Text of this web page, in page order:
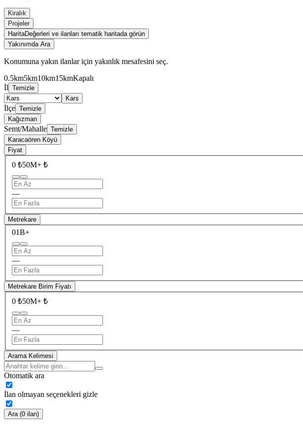
Kiralık
Projeler
HaritaDeğerleri ve ilanları tematik haritada görün
Yakınımda Ara
Konumuna yakın ilanlar için yakınlık mesafesini seç.
0.5km5km10km15kmKapalı
İl Temizle
Kars
İlçe Temizle
Kağızman
Semt/Mahalle Temizle
Karacaören Köyü
Fiyat
0 ₺50M+ ₺
—
Metrekare
01B+
—
Metrekare Birim Fiyatı
0 ₺50M+ ₺
—
Arama Kelimesi
Otomatik ara
İlan olmayan seçenekleri gizle
Ara (0 ilan)